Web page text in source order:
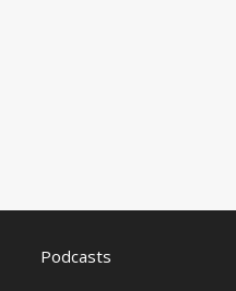
Podcasts